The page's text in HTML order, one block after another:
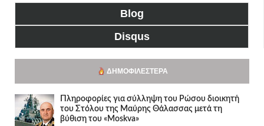
Blog
Disqus
ΔΗΜΟΦΙΛΈΣΤΕΡΑ
Πληροφορίες για σύλληψη του Ρώσου διοικητή
του Στόλου της Mαύρης Θάλασσας μετά τη
βύθιση του «Moskva»